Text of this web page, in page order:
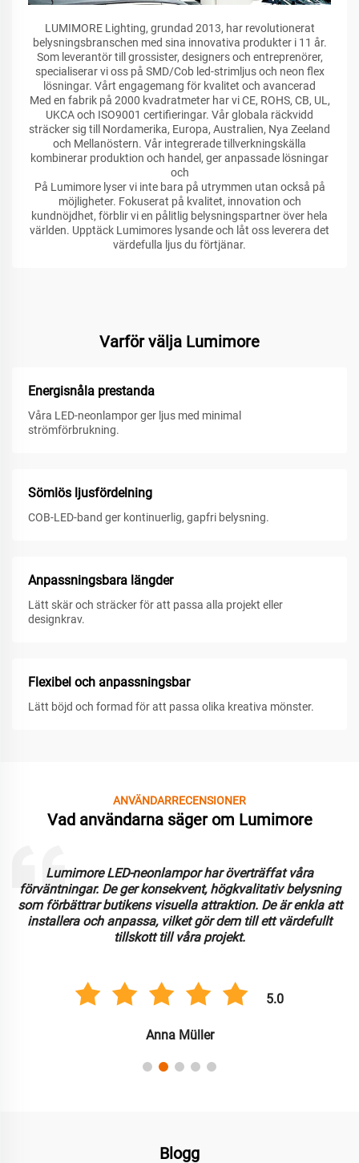
LUMIMORE Lighting, grundad 2013, har revolutionerat
belysningsbranschen med sina innovativa produkter i 11 år.
Som leverantör till grossister, designers och entreprenörer,
specialiserar vi oss på SMD/Cob led-strimljus och neon flex
lösningar. Vårt engagemang för kvalitet och avancerad
Med en fabrik på 2000 kvadratmeter har vi CE, ROHS, CB, UL,
UKCA och ISO9001 certifieringar. Vår globala räckvidd
sträcker sig till Nordamerika, Europa, Australien, Nya Zeeland
och Mellanöstern. Vår integrerade tillverkningskälla
kombinerar produktion och handel, ger anpassade lösningar
och
På Lumimore lyser vi inte bara på utrymmen utan också på
möjligheter. Fokuserat på kvalitet, innovation och
kundnöjdhet, förblir vi en pålitlig belysningspartner över hela
världen. Upptäck Lumimores lysande och låt oss leverera det
värdefulla ljus du förtjänar.
Varför välja Lumimore
Energisnåla prestanda
Våra LED-neonlampor ger ljus med minimal
strömförbrukning.
Sömlös ljusfördelning
COB-LED-band ger kontinuerlig, gapfri belysning.
Anpassningsbara längder
Lätt skär och sträcker för att passa alla projekt eller
designkrav.
Flexibel och anpassningsbar
Lätt böjd och formad för att passa olika kreativa mönster.
ANVÄNDARRECENSIONER
Vad användarna säger om Lumimore
Lumimore LED-neonlampor har överträffat våra
förväntningar. De ger konsekvent, högkvalitativ belysning
som förbättrar butikens visuella attraktion. De är enkla att
installera och anpassa, vilket gör dem till ett värdefullt
tillskott till våra projekt.
5.0
Anna Müller
Blogg